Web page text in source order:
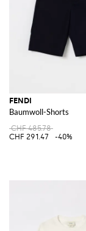
FENDI
Baumwoll-Shorts
CHF 485.78
CHF 291.47
-40%